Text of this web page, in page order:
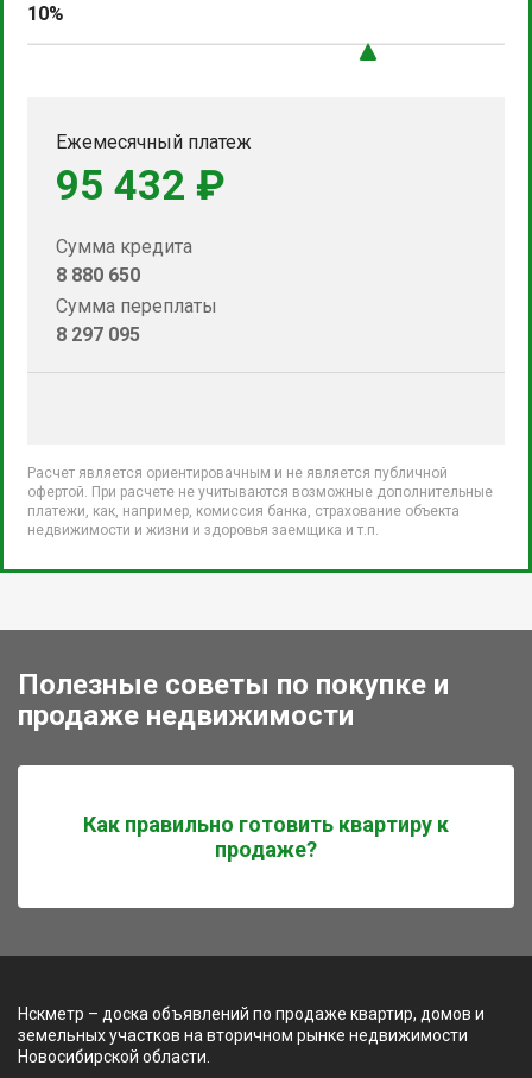
10%
Ежемесячный платеж
95 432 ₽
Сумма кредита
8 880 650
Сумма переплаты
8 297 095
Расчет является ориентировачным и не является публичной
офертой. При расчете не учитываются возможные дополнительные
платежи, как, например, комиссия банка, страхование объекта
недвижимости и жизни и здоровья заемщика и т.п.
Полезные советы по покупке и
продаже недвижимости
Как правильно готовить квартиру к
продаже?
Нскметр – доска объявлений по продаже квартир, домов и
земельных участков на вторичном рынке недвижимости
Новосибирской области.